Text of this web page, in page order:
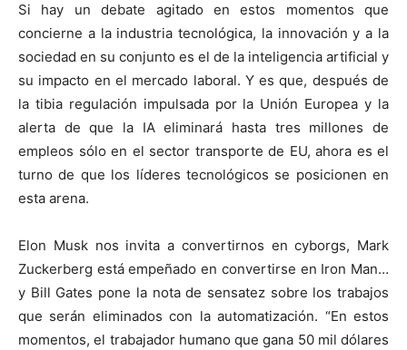
Si hay un debate agitado en estos momentos que
concierne a la industria tecnológica, la innovación y a la
sociedad en su conjunto es el de la inteligencia artificial y
su impacto en el mercado laboral. Y es que, después de
la tibia regulación impulsada por la Unión Europea y la
alerta de que la IA eliminará hasta tres millones de
empleos sólo en el sector transporte de EU, ahora es el
turno de que los líderes tecnológicos se posicionen en
esta arena.
Elon Musk nos invita a convertirnos en cyborgs, Mark
Zuckerberg está empeñado en convertirse en Iron Man…
y Bill Gates pone la nota de sensatez sobre los trabajos
que serán eliminados con la automatización. “En estos
momentos, el trabajador humano que gana 50 mil dólares